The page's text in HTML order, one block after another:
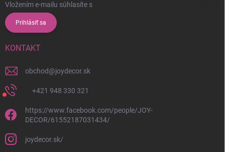
Vložením e-mailu súhlasíte s
Prihlásiť sa
KONTAKT
obchod@joydecor.sk
+421 948 330 321
https://www.facebook.com/people/JOY-
DECOR/61552187031434/
joydecor.sk/